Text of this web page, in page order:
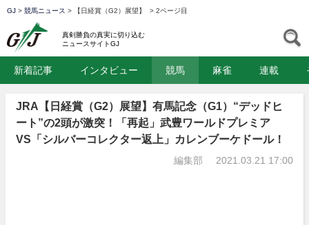
GJ > 競馬ニュース > 【日経賞（G2）展望】 > 2ページ目
真剣勝負の真実に切り込む
ニュースサイトGJ
新着記事 インタビュー 競馬 麻雀 連載
JRA【日経賞（G2）展望】有馬記念（G1）“デッドヒ
ート”の2頭が激突！「再起」武豊ワールドプレミア
VS「シルバーコレクター返上」カレンブーケドール！
編集部 2021.03.21 17:00